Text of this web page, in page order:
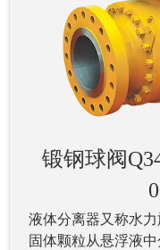
锻钢球阀
液体分离器又称水
固体颗粒从悬浮液